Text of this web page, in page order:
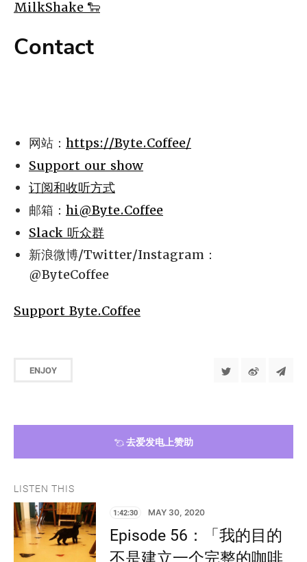
MilkShake 🐑
Contact
网站： https://Byte.Coffee/
Support our show
订阅和收听方式
邮箱： hi@Byte.Coffee
Slack 听众群
新浪微博/Twitter/Instagram：
@ByteCoffee
Support Byte.Coffee
ENJOY
去爱发电上赞助
LISTEN THIS
1:42:30 MAY 30, 2020
Episode 56：「我的目的
不是建立一个完整的咖啡